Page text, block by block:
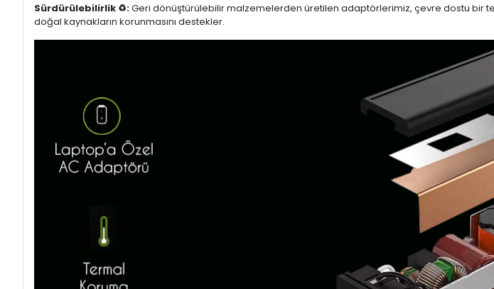
Sürdürülebilirlik ♻️:Geri dönüştürülebilir malzemelerden üretilen adaptörlerimiz, çevre dostu bir
doğal kaynakların korunmasını destekler.